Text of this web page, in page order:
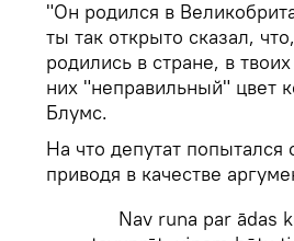
"Он родился в
ты так открыто сказал,
родились в стране, в
них "неправильный" цвет
Блумс.
На что депутат попытался
приводя в качестве
Nav runa par ādas